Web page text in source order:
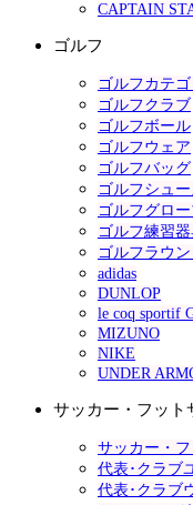
CAPTAIN
ゴルフ
ゴルフカテ
ゴルフクラブ
ゴルフボール
ゴルフウェア
ゴルフバッグ
ゴルフシュ
ゴルフグロー
ゴルフ練習
ゴルフラウ
adidas
DUNLOP
le coq sportif
MIZUNO
NIKE
UNDER
サッカー・フット
サッカー・
代表･クラブ
代表･クラブ